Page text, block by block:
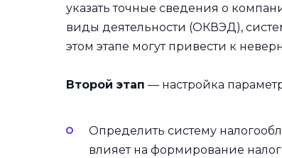
указать точные сведения о
виды деятельности (ОКВЭД),
этом этапе могут привести к
Второй этап — настройка
Определить систему
влияет на формирование